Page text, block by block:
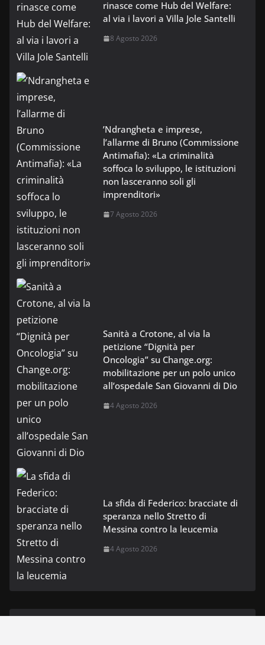
rinasce come Hub del Welfare:
al via i lavori a Villa Jole Santelli
8 Agosto 2026
’Ndrangheta e imprese,
l’allarme di Bruno (Commissione
Antimafia): «La criminalità
soffoca lo sviluppo, le istituzioni
non lasceranno soli gli
imprenditori»
7 Agosto 2026
Sanità a Crotone, al via la
petizione “Dignità per
Oncologia” su Change.org:
mobilitazione per un polo unico
all’ospedale San Giovanni di Dio
4 Agosto 2026
La sfida di Federico: bracciate di
speranza nello Stretto di
Messina contro la leucemia
4 Agosto 2026